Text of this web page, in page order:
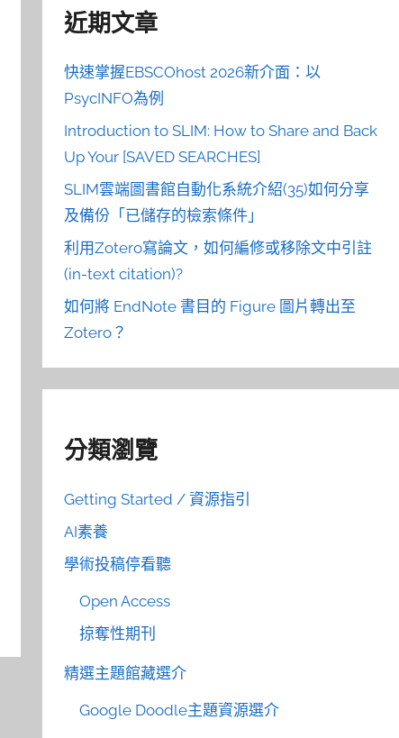
近期文章
快速掌握EBSCOhost 2026新介面：以
PsycINFO為例
Introduction to SLIM: How to Share and Back
Up Your [SAVED SEARCHES]
SLIM雲端圖書館自動化系統介紹(35)如何分享
及備份「已儲存的檢索條件」
利用Zotero寫論文，如何編修或移除文中引註
(in-text citation)?
如何將 EndNote 書目的 Figure 圖片轉出至
Zotero？
分類瀏覽
Getting Started / 資源指引
AI素養
學術投稿停看聽
Open Access
掠奪性期刊
精選主題館藏選介
Google Doodle主題資源選介